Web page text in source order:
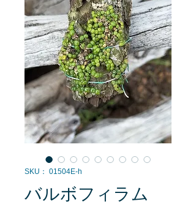
SKU： 01504E-h
バルボフィラム